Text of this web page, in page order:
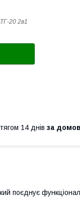
20 2в1
14 днів за
поєднує